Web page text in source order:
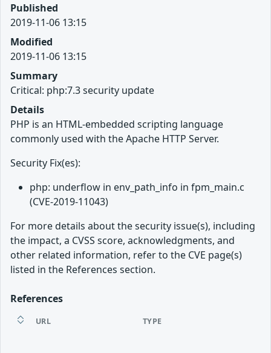
Published
2019-11-06 13:15
Modified
2019-11-06 13:15
Summary
Critical: php:7.3 security update
Details
PHP is an HTML-embedded scripting language
commonly used with the Apache HTTP Server.
Security Fix(es):
php: underflow in env_path_info in fpm_main.c
(CVE-2019-11043)
For more details about the security issue(s), including
the impact, a CVSS score, acknowledgments, and
other related information, refer to the CVE page(s)
listed in the References section.
References
URL TYPE